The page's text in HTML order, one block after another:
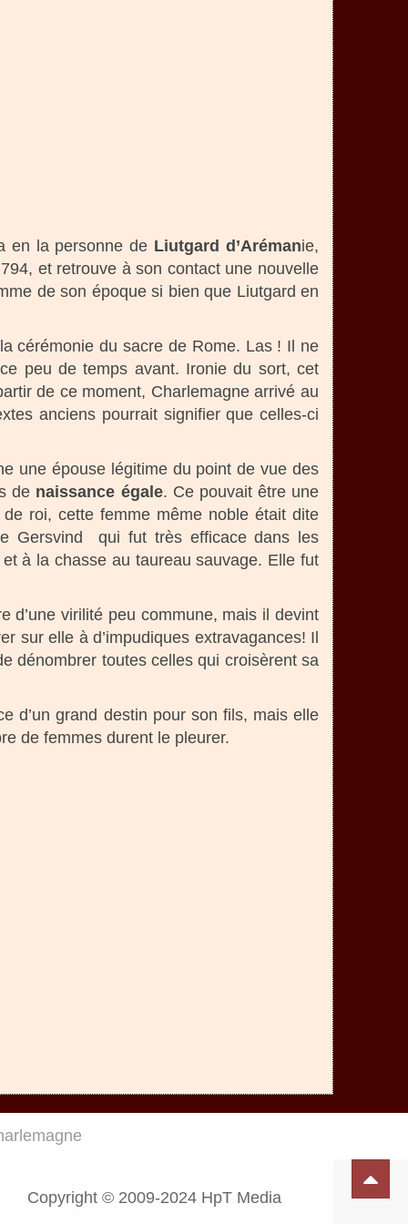
en la personne de Liutgard d’Arémanie,
et retrouve à son contact une nouvelle
de son époque si bien que Liutgard en
cérémonie du sacre de Rome. Las ! Il ne
peu de temps avant. Ironie du sort, cet
de ce moment, Charlemagne arrivé au
anciens pourrait signifier que celles-ci
une épouse légitime du point de vue des
de naissance égale. Ce pouvait être une
roi, cette femme même noble était dite
Gersvind qui fut très efficace dans les
à la chasse au taureau sauvage. Elle fut
d’une virilité peu commune, mais il devint
sur elle à d’impudiques extravagances! Il
dénombrer toutes celles qui croisèrent sa
d’un grand destin pour son fils, mais elle
de femmes durent le pleurer.
Copyright © 2009-2024 HpT Media